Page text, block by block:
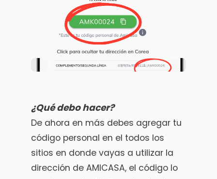
¿Qué debo hacer?
De ahora en más debes agregar tu
código personal en el todos los
sitios en donde vayas a utilizar la
dirección de AMICASA, el código lo